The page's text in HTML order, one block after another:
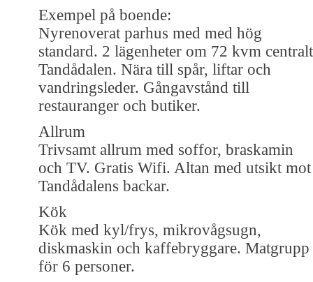
Exempel på boende:
Nyrenoverat parhus med med hög
standard. 2 lägenheter om 72 kvm centralt
Tandådalen. Nära till spår, liftar och
vandringsleder. Gångavstånd till
restauranger och butiker.
Allrum
Trivsamt allrum med soffor, braskamin
och TV. Gratis Wifi. Altan med utsikt mot
Tandådalens backar.
Kök
Kök med kyl/frys, mikrovågsugn,
diskmaskin och kaffebryggare. Matgrupp
för 6 personer.